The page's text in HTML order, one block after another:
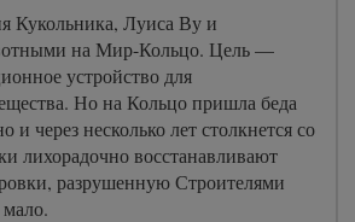
60
60
60
60
60
60
Кукольника, Луиса Ву и
на Мир-Кольцо. Цель —
устройство для
Но на Кольцо пришла беда
через несколько лет столкнется со
лихорадочно восстанавливают
разрушенную Строителями